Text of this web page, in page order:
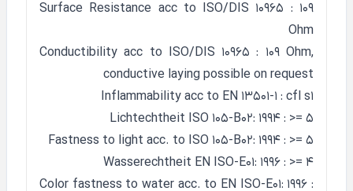
Surface Resistance acc to ISO/DIS 10965 : 109
Ohm
Conductibility acc to ISO/DIS 10965 : 109 Ohm,
conductive laying possible on request
Inflammability acc to EN 13501-1 : cfl s1
Lichtechtheit ISO 105-B02: 1994 : >= 5
Fastness to light acc. to ISO 105-B02: 1994 : >= 5
Wasserechtheit EN ISO-E01: 1996 : >= 4
Color fastness to water acc. to EN ISO-E01: 1996 :